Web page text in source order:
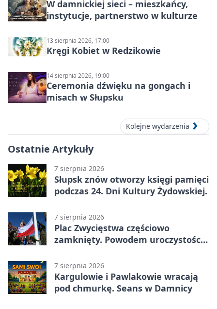
W damnickiej sieci – mieszkańcy,
instytucje, partnerstwo w kulturze
13 sierpnia 2026, 17:00
Kręgi Kobiet w Redzikowie
14 sierpnia 2026, 19:00
Ceremonia dźwięku na gongach i
misach w Słupsku
Kolejne wydarzenia
Ostatnie Artykuły
7 sierpnia 2026
Słupsk znów otworzy księgi pamięci
podczas 24. Dni Kultury Żydowskiej.
7 sierpnia 2026
Plac Zwycięstwa częściowo
zamknięty. Powodem uroczystości
7 sierpnia 2026
Kargulowie i Pawlakowie wracają
pod chmurkę. Seans w Damnicy